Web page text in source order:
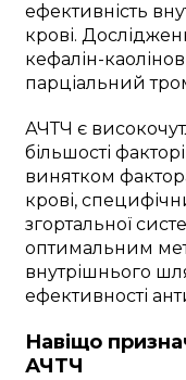
ефективність
крові.
кефалін-
парціальний
АЧТЧ є
більшості
винятком
крові,
згортальної
оптимальним
внутрішнього
ефективності
Навіщо
АЧТЧ